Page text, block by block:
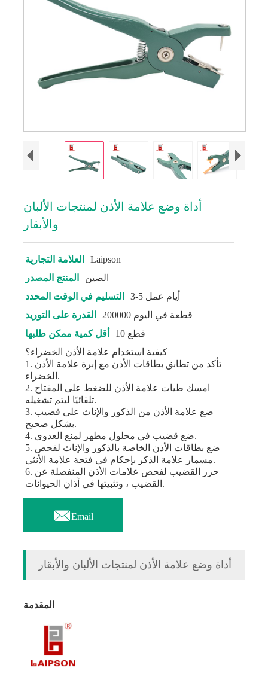
أداة وضع علامة الأذن لمنتجات الألبان
والأبقار
العلامة التجارية
Laipson
المنتج المصدر
الصين
التسليم في الوقت المحدد
3-5 أيام عمل
القدرة على التوريد
200000 قطعة في اليوم
أقل كمية ممكن طلبها
10 قطع
كيفية استخدام علامة الأذن الخضراء؟
1. تأكد من تطابق بطاقات الأذن مع إبرة علامة الأذن
الخضراء.
2. امسك طيات علامة الأذن للضغط على المفتاح
تلقائيًا ليتم تشغيله.
3. ضع علامة الأذن من الذكور والإناث على قضيب
بشكل صحيح.
4. ضع قضيب في محلول مطهر لمنع العدوى.
5. ضع بطاقات الأذن الخاصة بالذكور والإناث لفحص
مسمار علامة الذكر بإحكام في فتحة علامة الأنثى.
6. حرر القضيب لفحص علامات الأذن المنفصلة عن
القضيب ، وتثبيتها في آذان الحيوانات.
Email
أداة وضع علامة الأذن لمنتجات الألبان والأبقار
المقدمة